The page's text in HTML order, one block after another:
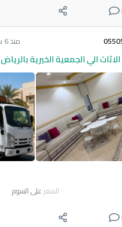
منذ 6 ساعات
الي الجمعية الخيرية بالرياض 0550516340
السعر على السوم